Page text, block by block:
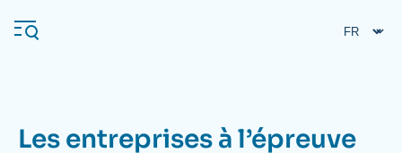
au
contenu
Les entreprises à l’épreuve